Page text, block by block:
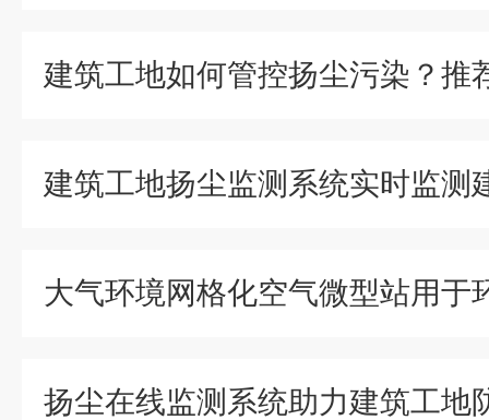
大气环境网格化空气微型站用于
扬尘在线监测系统助力建筑工地